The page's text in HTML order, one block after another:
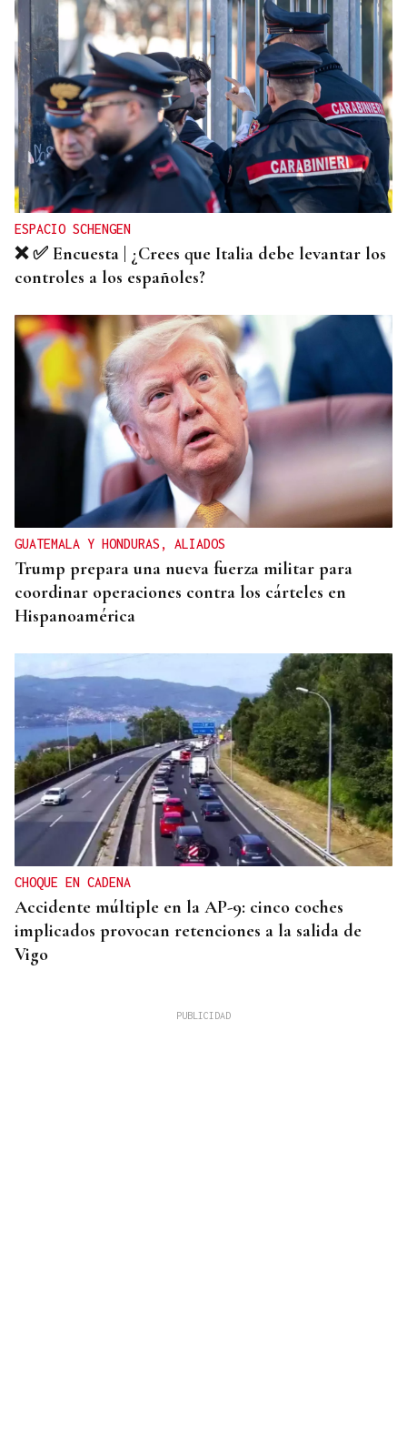
HIDROCARBUROS
La OPEP+ sigue ampliando la oferta de petróleo
para estabilizar el mercado
ESPACIO SCHENGEN
❌ ✅ Encuesta | ¿Crees que Italia debe levantar los
controles a los españoles?
GUATEMALA Y HONDURAS, ALIADOS
Trump prepara una nueva fuerza militar para
coordinar operaciones contra los cárteles en
Hispanoamérica
CHOQUE EN CADENA
Accidente múltiple en la AP-9: cinco coches
implicados provocan retenciones a la salida de
Vigo